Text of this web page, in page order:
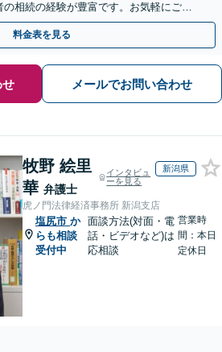
相続の経験が豊富です。お気軽にご相
可】【オンライン面談可】
料金表を見る
メールでお問い合わせ
牧野 絵里
華 弁護士
インタビュ
ーを見る
新潟県
虎ノ門法律経済事務所 新潟支店
塩尻市 か
らも相談
受付中
面談方法(対面・電
話・ビデオなど)は
応相談
営業時
間：本日
定休日